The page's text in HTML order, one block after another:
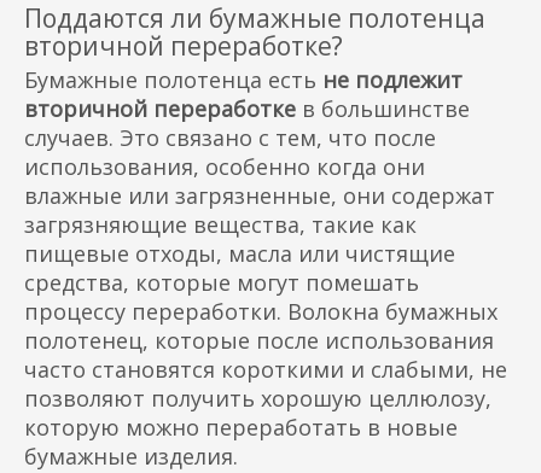
Поддаются ли бумажные полотенца
вторичной переработке?
Бумажные полотенца есть не подлежит
вторичной переработке в большинстве
случаев. Это связано с тем, что после
использования, особенно когда они
влажные или загрязненные, они содержат
загрязняющие вещества, такие как
пищевые отходы, масла или чистящие
средства, которые могут помешать
процессу переработки. Волокна бумажных
полотенец, которые после использования
часто становятся короткими и слабыми, не
позволяют получить хорошую целлюлозу,
которую можно переработать в новые
бумажные изделия.